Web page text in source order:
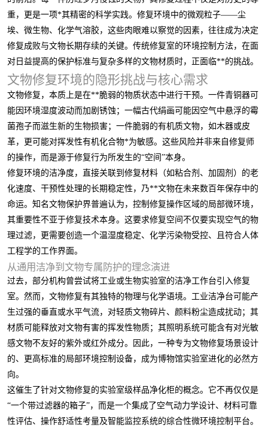
重，更是一项*其精密的科学实践。修复环境中的微观粒子——尘
埃、微生物、化学气溶胶，这些肉眼难以察觉的因素，往往成为决定
修复成败与文物长期存续的关键。传统修复室的环境控制方法，在面
对日益提高的保护标准与复杂多样的文物材质时，正面临**的挑战。
文物修复环境的隐形挑战与核心需求
文物修复，本质上是在**脆弱的物质状态中进行干预。一件青铜器可
能因环境湿度波动而加剧锈蚀；一幅古代绢画可能因空气中悬浮的霉
菌孢子而滋生新的生物损害；一件脆弱的有机质文物，如木器或皮
革，更可能对挥发性有机化合物*为敏感。这些风险并非来自修复师
的操作，而是源于修复行为所发生的“空间”本身。
修复环境的洁净度，直接关联到修复材料（如粘合剂、加固剂）的老
化速度、干预性处理的长期稳定性，乃**文物在未来数百年保存中的
命运。知名文物保护界普遍认为，控制修复操作区域的局部微环境，
其重要性不亚于修复技术本身。这要求修复空间不仅要实现空气的物
理过滤，更需要创造一个温湿度稳定、化学污染物受控、且符合人体
工程学的工作界面。
从通用洁净到文物专属防护的理念演进
过去，部分机构曾尝试将工业或生物实验室的洁净工作台引入修复
室。然而，文物修复有其独特的物理与化学语境。工业洁净台可能产
生过强的垂直或水平气流，对轻质文物碎片、颜料粉尘造成扰动；其
材质可能释放对文物有害的挥发性物质；其照明系统可能含有对光敏
感文物不友好的紫外或红外成分。因此，一种专为文物修复场景设计
的、更高标准的局部环境控制设备，成为博物馆实验室进化的必然方
向。
这催生了针对文物修复的实验室级样品净化柜的概念。它不再仅仅是
“一个带过滤器的箱子”，而是一个集成了空气动力学设计、材料可靠
性评估、操作舒适性考量及智能监控系统的综合性微环境控制平台。